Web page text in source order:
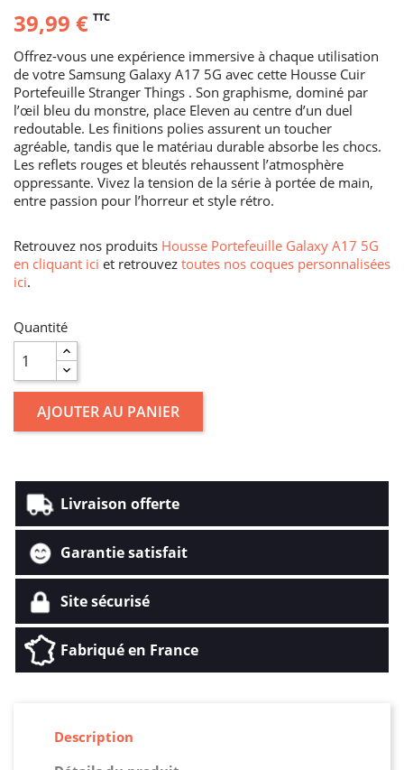
39,99 € TTC
Offrez-vous une expérience immersive à chaque utilisation
de votre Samsung Galaxy A17 5G avec cette Housse Cuir
Portefeuille Stranger Things . Son graphisme, dominé par
l’œil bleu du monstre, place Eleven au centre d’un duel
redoutable. Les finitions polies assurent un toucher
agréable, tandis que le matériau durable absorbe les chocs.
Les reflets rouges et bleutés rehaussent l’atmosphère
oppressante. Vivez la tension de la série à portée de main,
entre passion pour l’horreur et style rétro.
Retrouvez nos produits Housse Portefeuille Galaxy A17 5G
en cliquant ici et retrouvez toutes nos coques personnalisées
ici.
Quantité
AJOUTER AU PANIER
Livraison offerte
Garantie satisfait
Site sécurisé
Fabriqué en France
Description